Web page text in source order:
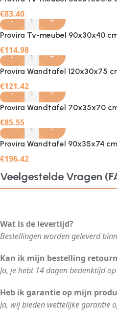
€83.40
- +
Provira Tv-meubel 90x30x40
€114.98
- +
Provira Wandtafel 120x30x75
€121.42
- +
Provira Wandtafel 70x35x70
€85.55
- +
Provira Wandtafel 90x35x74
€196.42
Veelgestelde Vragen
Wat is de levertijd?
Bestellingen worden geleverd
Kan ik mijn bestelling
Ja, je hebt 14 dagen bedenktijd
Heb ik garantie op mijn
Ja, wij bieden wettelijke garantie